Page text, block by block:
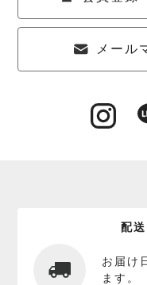
メール
配
お届け
ます。